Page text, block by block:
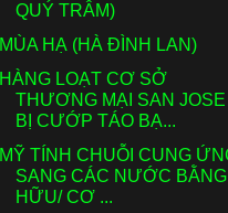
QUÝ TRÂM)
MÙA HẠ (HÀ ĐÌNH LAN)
HÀNG LOẠT CƠ SỞ
THƯƠNG MẠI SAN JOSE
BỊ CƯỚP TÁO BẠ...
MỸ TÍNH CHUỖI CUNG
SANG CÁC NƯỚC BẰNG
HỮU/ CƠ ...